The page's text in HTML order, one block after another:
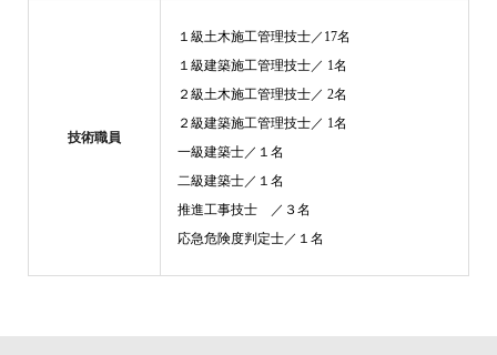
技術職員
１級土木施工管理技士／17名
１級建築施工管理技士／ 1名
２級土木施工管理技士／ 2名
２級建築施工管理技士／ 1名
一級建築士／１名
二級建築士／１名
推進工事技士 ／３名
応急危険度判定士／１名